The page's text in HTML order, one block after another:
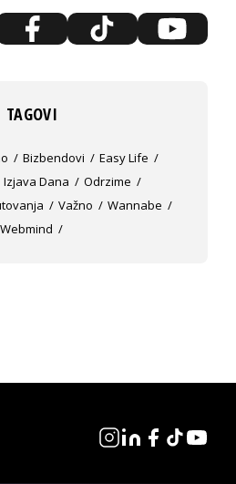
TAGOVI
Bizbendovi
Easy Life
Izjava Dana
Odrzime
Važno
Wannabe
Webmind